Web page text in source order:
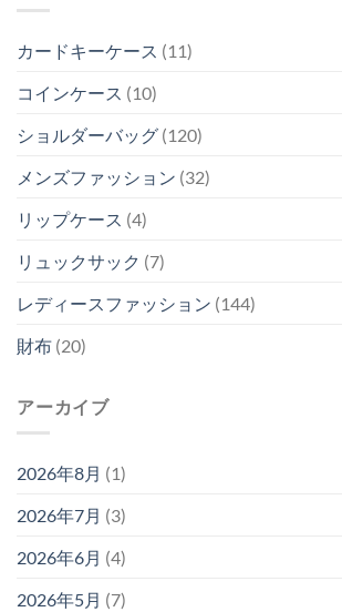
カードキーケース (11)
コインケース (10)
ショルダーバッグ (120)
メンズファッション (32)
リップケース (4)
リュックサック (7)
レディースファッション (144)
財布 (20)
アーカイブ
2026年8月 (1)
2026年7月 (3)
2026年6月 (4)
2026年5月 (7)